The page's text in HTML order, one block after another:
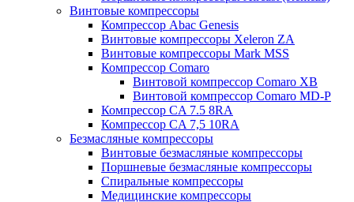
Винтовые компрессоры
Компрессор Abac Genesis
Винтовые компрессоры Xeleron ZA
Винтовые компрессоры Mark MSS
Компрессор Comaro
Винтовой компрессор Comaro XB
Винтовой компрессор Comaro MD-P
Компрессор CA 7.5 8RA
Компрессор CA 7,5 10RA
Безмасляные компрессоры
Винтовые безмасляные компрессоры
Поршневые безмасляные компрессоры
Спиральные компрессоры
Медицинские компрессоры